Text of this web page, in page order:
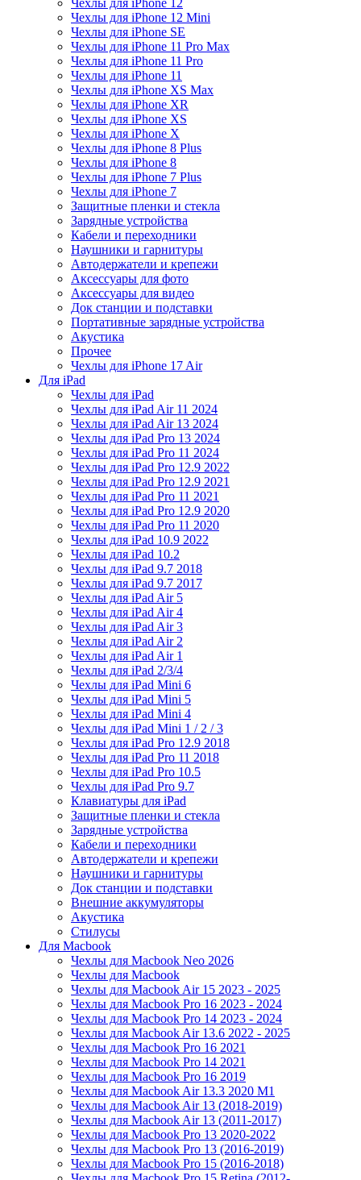
Чехлы для iPhone 12
Чехлы для iPhone 12 Mini
Чехлы для iPhone SE
Чехлы для iPhone 11 Pro Max
Чехлы для iPhone 11 Pro
Чехлы для iPhone 11
Чехлы для iPhone XS Max
Чехлы для iPhone XR
Чехлы для iPhone XS
Чехлы для iPhone X
Чехлы для iPhone 8 Plus
Чехлы для iPhone 8
Чехлы для iPhone 7 Plus
Чехлы для iPhone 7
Защитные пленки и стекла
Зарядные устройства
Кабели и переходники
Наушники и гарнитуры
Автодержатели и крепежи
Аксессуары для фото
Аксессуары для видео
Док станции и подставки
Портативные зарядные устройства
Акустика
Прочее
Чехлы для iPhone 17 Air
Для iPad
Чехлы для iPad
Чехлы для iPad Air 11 2024
Чехлы для iPad Air 13 2024
Чехлы для iPad Pro 13 2024
Чехлы для iPad Pro 11 2024
Чехлы для iPad Pro 12.9 2022
Чехлы для iPad Pro 12.9 2021
Чехлы для iPad Pro 11 2021
Чехлы для iPad Pro 12.9 2020
Чехлы для iPad Pro 11 2020
Чехлы для iPad 10.9 2022
Чехлы для iPad 10.2
Чехлы для iPad 9.7 2018
Чехлы для iPad 9.7 2017
Чехлы для iPad Air 5
Чехлы для iPad Air 4
Чехлы для iPad Air 3
Чехлы для iPad Air 2
Чехлы для iPad Air 1
Чехлы для iPad 2/3/4
Чехлы для iPad Mini 6
Чехлы для iPad Mini 5
Чехлы для iPad Mini 4
Чехлы для iPad Mini 1 / 2 / 3
Чехлы для iPad Pro 12.9 2018
Чехлы для iPad Pro 11 2018
Чехлы для iPad Pro 10.5
Чехлы для iPad Pro 9.7
Клавиатуры для iPad
Защитные пленки и стекла
Зарядные устройства
Кабели и переходники
Автодержатели и крепежи
Наушники и гарнитуры
Док станции и подставки
Внешние аккумуляторы
Акустика
Стилусы
Для Macbook
Чехлы для Macbook Neo 2026
Чехлы для Macbook
Чехлы для Macbook Air 15 2023 - 2025
Чехлы для Macbook Pro 16 2023 - 2024
Чехлы для Macbook Pro 14 2023 - 2024
Чехлы для Macbook Air 13.6 2022 - 2025
Чехлы для Macbook Pro 16 2021
Чехлы для Macbook Pro 14 2021
Чехлы для Macbook Pro 16 2019
Чехлы для Macbook Air 13.3 2020 M1
Чехлы для Macbook Air 13 (2018-2019)
Чехлы для Macbook Air 13 (2011-2017)
Чехлы для Macbook Pro 13 2020-2022
Чехлы для Macbook Pro 13 (2016-2019)
Чехлы для Macbook Pro 15 (2016-2018)